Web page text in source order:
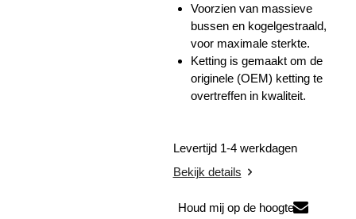
Voorzien van massieve
bussen en kogelgestraald,
voor maximale sterkte.
Ketting is gemaakt om de
originele (OEM) ketting te
overtreffen in kwaliteit.
Levertijd 1-4 werkdagen
Bekijk details
Houd mij op de hoogte